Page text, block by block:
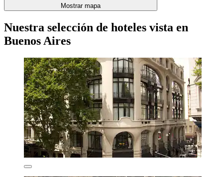
Mostrar mapa
Nuestra selección de hoteles vista en
Buenos Aires